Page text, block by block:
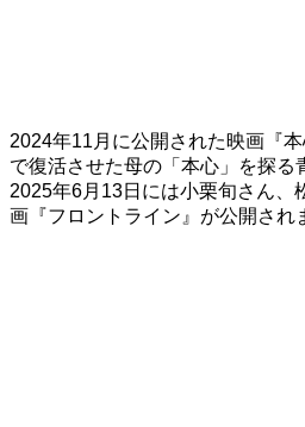
2024年11月に公開された映画『
で復活させた母の「本心」を探る
2025年6月13日には小栗旬さん、
画『フロントライン』が公開され